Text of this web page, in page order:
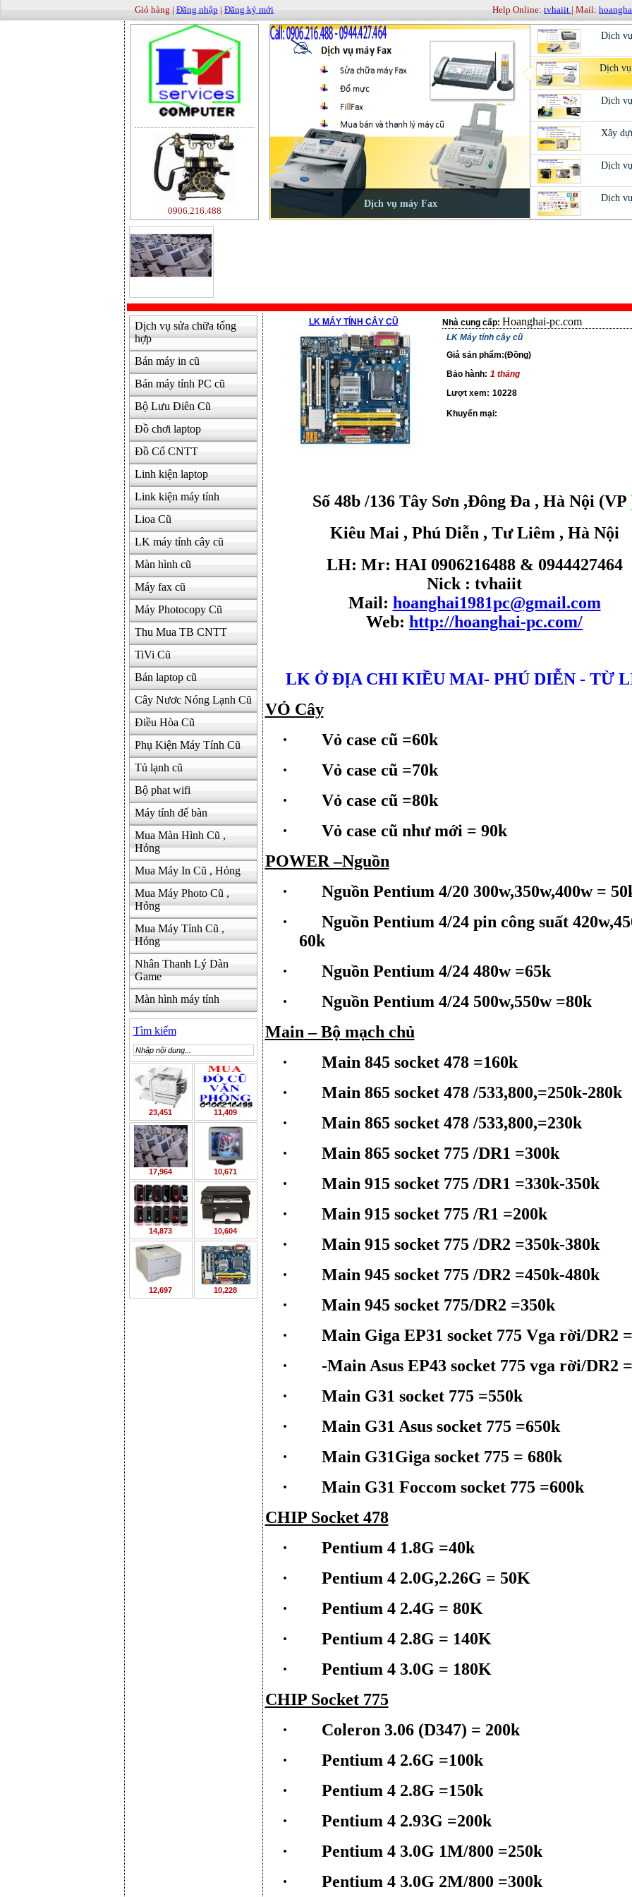
Giỏ hàng | Đăng nhập | Đăng ký mới Help Online: tvhaiit | Mail:
0906.216.488
Dịch vụ sửa chữa tổng
hợp
Bán máy in cũ
Bán máy tính PC cũ
Bộ Lưu Điên Cũ
Đồ chơi laptop
Đồ Cổ CNTT
Linh kiện laptop
Link kiện máy tính
Lioa Cũ
LK máy tính cây cũ
Màn hình cũ
Máy fax cũ
Máy Photocopy Cũ
Thu Mua TB CNTT
TiVi Cũ
Bán laptop cũ
Cây Nươc Nóng Lạnh Cũ
Điều Hòa Cũ
Phụ Kiện Máy Tính Cũ
Tủ lạnh cũ
Bộ phat wifi
Máy tính để bàn
Mua Màn Hình Cũ ,
Hỏng
Mua Máy In Cũ , Hỏng
Mua Máy Photo Cũ ,
Hỏng
Mua Máy Tính Cũ ,
Hỏng
Nhân Thanh Lý Dàn
Game
Màn hình máy tính
Tìm kiếm
23,451 11,409
17,964 10,671
14,873 10,604
12,697 10,228
LK MÁY TÍNH CÂY CŨ Nhà cung cấp: Hoanghai-pc.com
LK Máy tính cây cũ
Giá sản phẩm:(Đồng)
Bảo hành: 1 tháng
Lượt xem: 10228
Khuyến mại:
Số 48b /136 Tây Sơn ,Đông Đa , Hà Nội (VP
Kiêu Mai , Phú Diễn , Tư Liêm , Hà Nội
LH: Mr: HAI 0906216488 & 0944427464
Nick : tvhaiit
Mail: hoanghai1981pc@gmail.com
Web: http://hoanghai-pc.com/
LK Ở ĐỊA CHI KIỀU MAI- PHÚ DIỄN - TỪ
VỎ Cây
·
Vỏ case cũ =60k
·
Vỏ case cũ =70k
·
Vỏ case cũ =80k
·
Vỏ case cũ như mới = 90k
POWER –Nguồn
·
Nguồn Pentium 4/20 300w,350w,400w =
·
Nguồn Pentium 4/24 pin công suất
60k
·
Nguồn Pentium 4/24 480w =65k
·
Nguồn Pentium 4/24 500w,550w =80k
Main – Bộ mạch chủ
·
Main 845 socket 478 =160k
·
Main 865 socket 478 /533,800,=250k-280k
·
Main 865 socket 478 /533,800,=230k
·
Main 865 socket 775 /DR1 =300k
·
Main 915 socket 775 /DR1 =330k-350k
·
Main 915 socket 775 /R1 =200k
·
Main 915 socket 775 /DR2 =350k-380k
·
Main 945 socket 775 /DR2 =450k-480k
·
Main 945 socket 775/DR2 =350k
·
Main Giga EP31 socket 775 Vga rời/DR2
·
-Main Asus EP43 socket 775 vga rời/DR2
·
Main G31 socket 775 =550k
·
Main G31 Asus socket 775 =650k
·
Main G31Giga socket 775 = 680k
·
Main G31 Foccom socket 775 =600k
CHIP Socket 478
·
Pentium 4 1.8G =40k
·
Pentium 4 2.0G,2.26G = 50K
·
Pentium 4 2.4G = 80K
·
Pentium 4 2.8G = 140K
·
Pentium 4 3.0G = 180K
CHIP Socket 775
·
Coleron 3.06 (D347) = 200k
·
Pentium 4 2.6G =100k
·
Pentium 4 2.8G =150k
·
Pentium 4 2.93G =200k
·
Pentium 4 3.0G 1M/800 =250k
·
Pentium 4 3.0G 2M/800 =300k